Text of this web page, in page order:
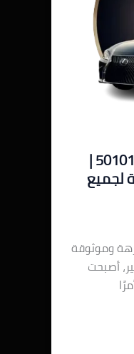
رقم تكسي الكويت: اتصل 50101951 |
لجميع
وموثوقة
أصبحت